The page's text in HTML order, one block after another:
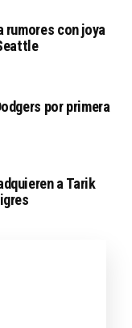
rumores con joya
por primera
a Tarik